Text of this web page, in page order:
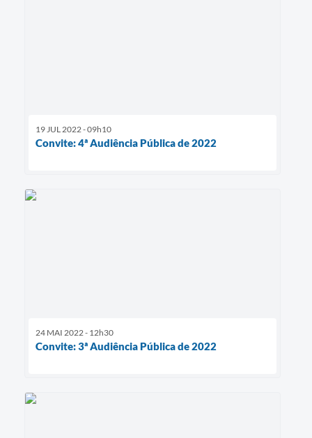
19 JUL 2022 - 09h10
Convite: 4ª Audiência Pública de 2022
24 MAI 2022 - 12h30
Convite: 3ª Audiência Pública de 2022